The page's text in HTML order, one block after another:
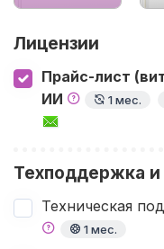
Лицензии
Прайс-лист
ИИ
1 мес.
Техподдержка
Техническая
1 мес.